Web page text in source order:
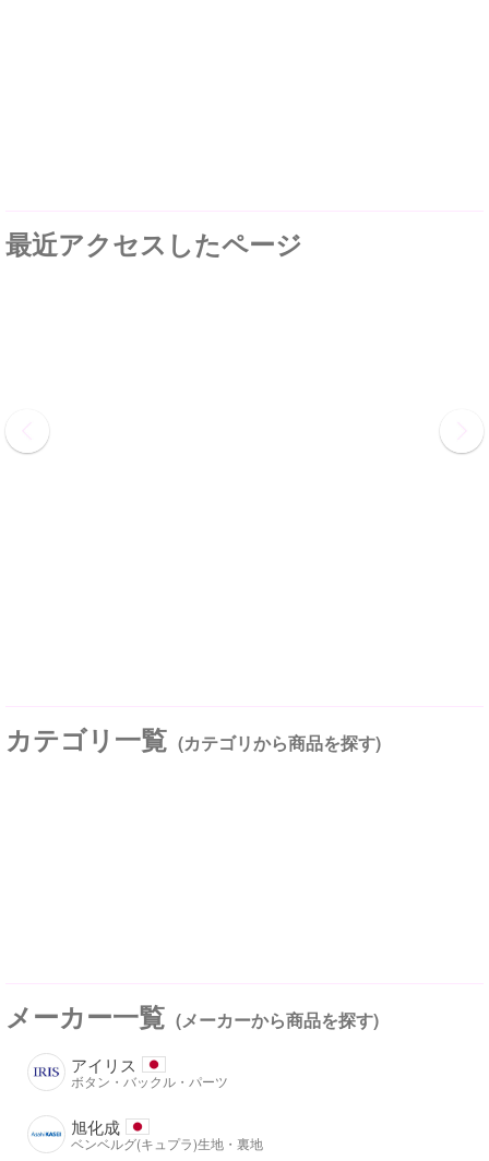
最近アクセスしたページ
カテゴリ一覧 (カテゴリから商品を探す)
メーカー一覧 (メーカーから商品を探す)
アイリス
ボタン・バックル・パーツ
旭化成
ベンベルグ(キュプラ)生地・裏地